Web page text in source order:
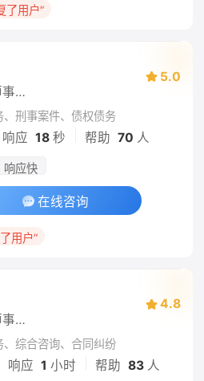
了用户”
重庆尚懿律师事务所
5.0
、刑事案件、债权债务
响应 18秒 帮助 70 人
响应快
在线咨询
用户”
浙江泽大律师事务所
4.8
、综合咨询、合同纠纷
响应 1 小时 帮助 83人